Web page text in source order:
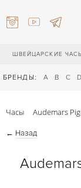
ШВЕЙЦАРСКИЕ
БРЕНДЫ: A B C D
Часы Audemars
← Назад